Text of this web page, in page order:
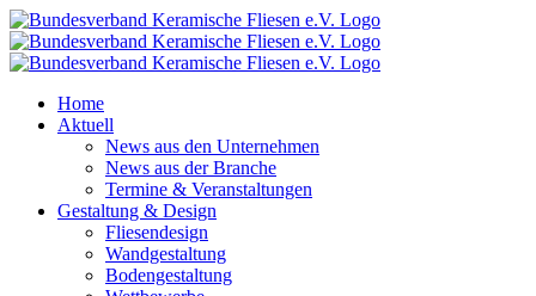
Zum
Inhalt
springen
Home
Aktuell
News aus den Unternehmen
News aus der Branche
Termine & Veranstaltungen
Gestaltung & Design
Fliesendesign
Wandgestaltung
Bodengestaltung